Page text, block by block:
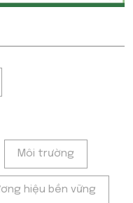
Môi trường
hiệu bền vững